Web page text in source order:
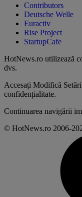
Contributors
Deutsche Welle
Euractiv
Rise Project
StartupCafe
HotNews.ro utilizează
dvs.
Accesați Modifică
confidențialitate.
Continuarea navigării
© HotNews.ro 2006-